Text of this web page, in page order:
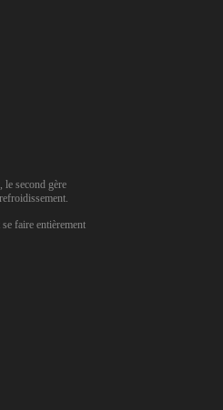
le second gère
faire entièrement